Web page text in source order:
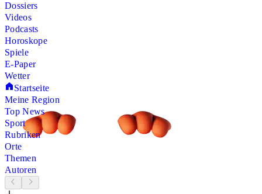
Dossiers
Videos
Podcasts
Horoskope
Spiele
E-Paper
Wetter
Startseite
Meine Region
Top News
Sport
Rubriken
Orte
Themen
Autoren